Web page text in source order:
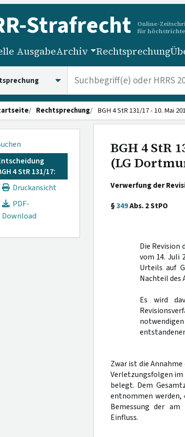
-Strafrecht
Online-
für
AusgabeArchiv Rechtsprechung
Rechtsprechung BGH 4 StR 131/17 - 10. Mai
4 StR 131/17:
Druckansicht
PDF-
Download
BGH 4 StR
(LG
Verwerfung der
§349Abs. 2 StPO
Die Revision
vom 14. Juli
Urteils auf
Nachteil des
Es wird
Zwar ist die
Verletzungsfolgen im
belegt. Dem
entnommen
Bemessung der
Einfluss.